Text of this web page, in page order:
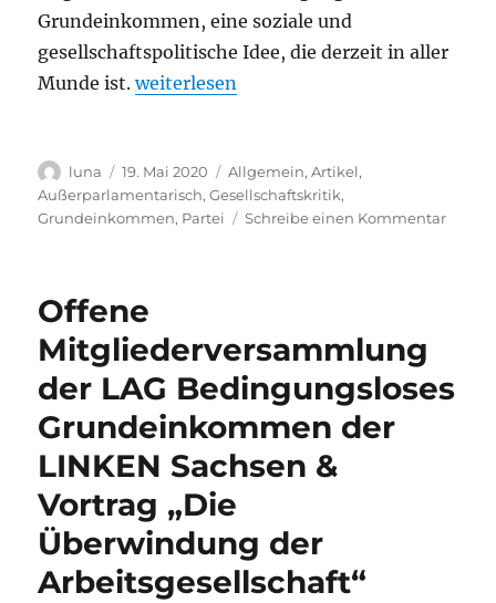
Grundeinkommen, eine soziale und
gesellschaftspolitische Idee, die derzeit in aller
Munde ist.„Das Bedingungslose
weiterlesen
Autor
luna
Veröffentlicht
am
19. Mai 2020 Kategorien
Allgemein,Artikel,
Außerparlamentarisch,Gesellschaftskritik,
Grundeinkommen, Partei Schreibe einen Kommentarzu
für
Offene
Mitgliederversammlung
der LAG Bedingungsloses
Grundeinkommen der
LINKEN Sachsen &
Vortrag „Die
Überwindung der
Arbeitsgesellschaft“